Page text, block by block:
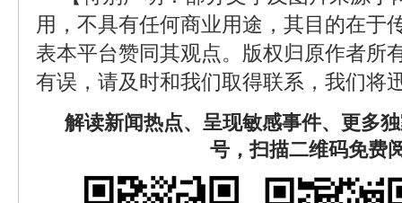
用，不具有任何商业用途，其目的在于
表本平台赞同其观点。版权归原作者所
有误，请及时和我们取得联系，我们将
解读新闻热点、呈现敏感事件、更多
号，扫描二维码免费